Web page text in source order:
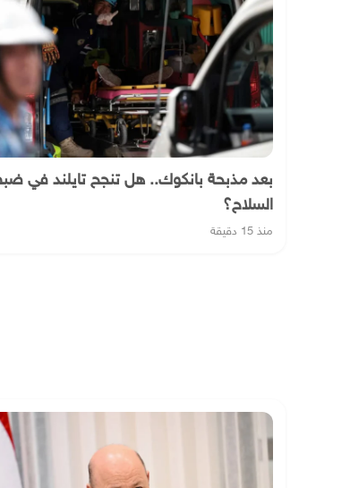
بعد مذبحة بانكوك.. هل تنجح تايلند في
السلاح؟
منذ 15 دقيقة